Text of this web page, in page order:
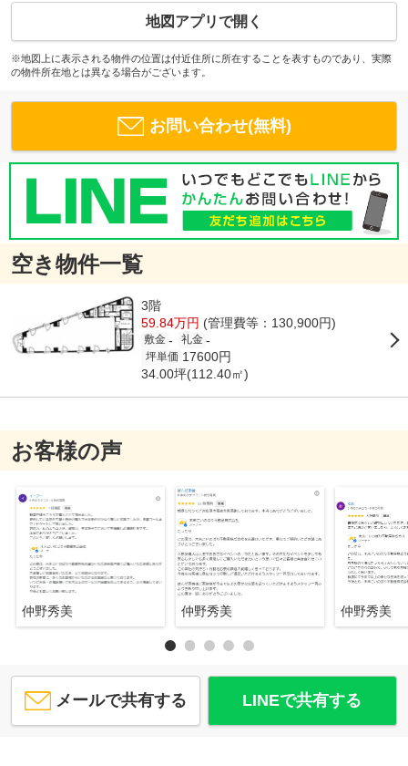
地図アプリで開く
※地図上に表示される物件の位置は付近住所に所在することを表すものであり、実際
の物件所在地とは異なる場合がございます。
お問い合わせ(無料)
空き物件一覧
3階
59.84万円 (管理費等：130,900円)
敷金 - 礼金 -
坪単価 17600円
34.00坪(112.40㎡)
お客様の声
仲野秀美 仲野秀美 仲野秀美
メールで共有する LINEで共有する